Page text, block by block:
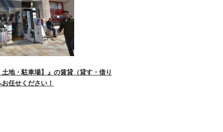
地・駐車場】』の賃貸（貸す・借り
任せください！